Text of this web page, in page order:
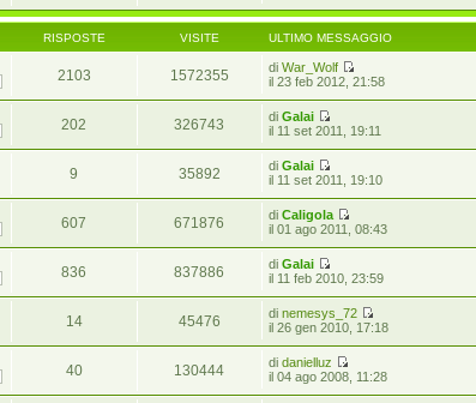
RISPOSTE VISITE ULTIMO MESSAGGIO
2103 1572355 diWar_Wolf
il 23 feb 2012, 21:58
202 326743 diGalai
il 11 set 2011, 19:11
9 35892 diGalai
il 11 set 2011, 19:10
607 671876 diCaligola
il 01 ago 2011, 08:43
836 837886 diGalai
il 11 feb 2010, 23:59
14 45476 dinemesys_72
il 26 gen 2010, 17:18
40 130444 didanielluz
il 04 ago 2008, 11:28